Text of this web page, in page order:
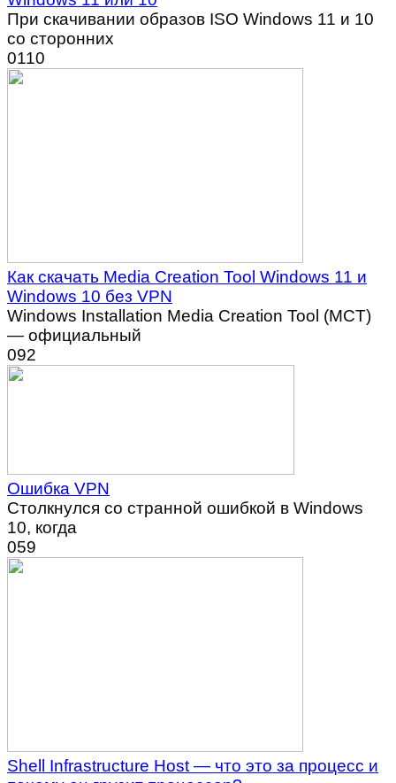
При скачивании образов ISO Windows 11 и 10
со сторонних
0110
Как скачать Media Creation Tool Windows 11 и
Windows 10 без VPN
Windows Installation Media Creation Tool (MCT)
— официальный
092
Ошибка VPN
Столкнулся со странной ошибкой в Windows
10, когда
059
Shell Infrastructure Host — что это за процесс и